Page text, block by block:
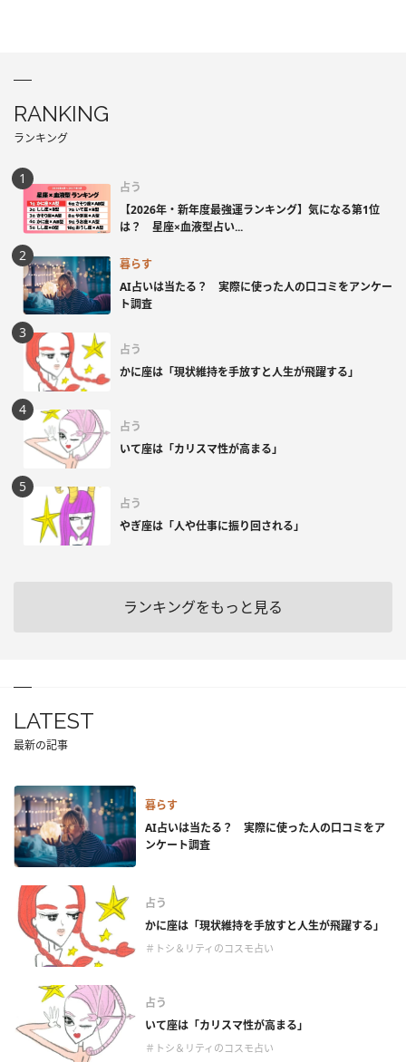
RANKING
ランキング
占う
【2026年・新年度最強運ランキング】気になる第1位
は？ 星座×血液型占い...
暮らす
AI占いは当たる？ 実際に使った人の口コミをアンケー
ト調査
占う
かに座は「現状維持を手放すと人生が飛躍する」
占う
いて座は「カリスマ性が高まる」
占う
やぎ座は「人や仕事に振り回される」
ランキングをもっと見る
LATEST
最新の記事
暮らす
AI占いは当たる？ 実際に使った人の口コミをア
ンケート調査
占う
かに座は「現状維持を手放すと人生が飛躍する」
＃トシ＆リティのコスモ占い
占う
いて座は「カリスマ性が高まる」
＃トシ＆リティのコスモ占い